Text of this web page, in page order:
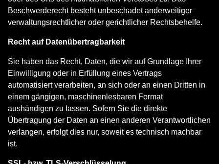
Beschwerderecht besteht unbeschadet anderweitiger
verwaltungsrechtlicher oder gerichtlicher Rechtsbehelfe.
Recht auf Datenübertragbarkeit
Sie haben das Recht, Daten, die wir auf Grundlage Ihrer
Einwilligung oder in Erfüllung eines Vertrags
automatisiert verarbeiten, an sich oder an einen Dritten in
einem gängigen, maschinenlesbaren Format
aushändigen zu lassen. Sofern Sie die direkte
Übertragung der Daten an einen anderen Verantwortlichen
verlangen, erfolgt dies nur, soweit es technisch machbar
ist.